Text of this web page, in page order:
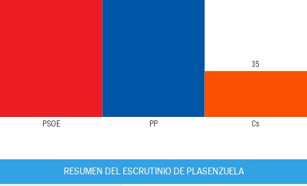
PSOE PP Cs
35
RESUMEN DEL ESCRUTINIO DE PLASENZUELA